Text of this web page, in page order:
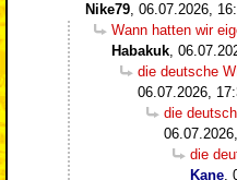
Nike79, 06.07.2026,
Wann hatten wir
Habakuk,
die deutsche
06.07.2026,
die
die
Kane,